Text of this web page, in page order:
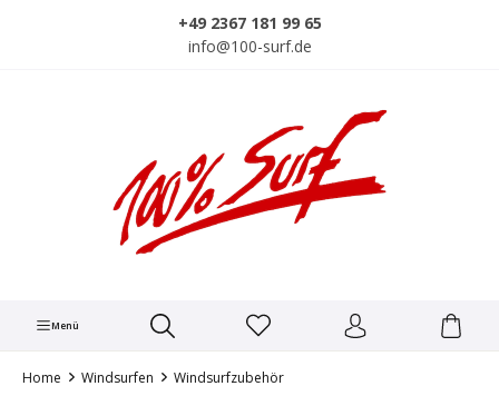
+49 2367 181 99 65
info@100-surf.de
Menü
Home Windsurfen Windsurfzubehör